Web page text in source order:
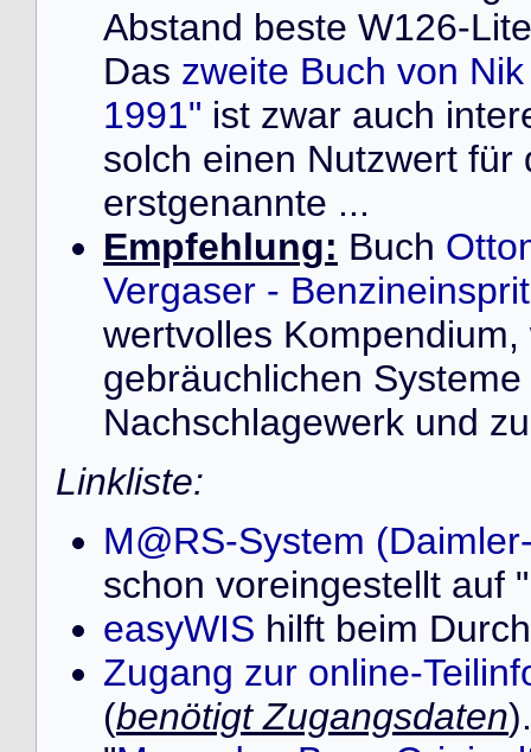
Abstand beste W126-
Das zweite Buch von
1991" ist zwar auch
solch einen Nutzwert
erstgenannte ...
Empfehlung: Buch
Vergaser -
wertvolles
gebräuchlichen
Nachschlagewerk und
Linkliste:
M@RS-System
schon voreingestellt auf
easyWIS hilft beim
Zugang zur online-
(benötigt Zugangsdaten).